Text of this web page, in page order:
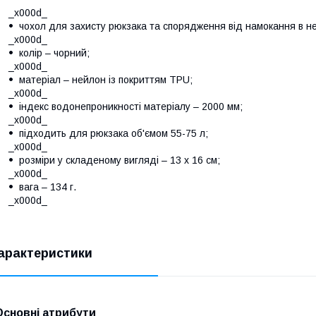
_x000d_
чохол для захисту рюкзака та спорядження від намокання в
_x000d_
колір – чорний;
_x000d_
матеріал – нейлон із покриттям TPU;
_x000d_
індекс водонепроникності матеріалу – 2000 мм;
_x000d_
підходить для рюкзака об'ємом 55-75 л;
_x000d_
розміри у складеному вигляді – 13 х 16 см;
_x000d_
вага – 134 г.
_x000d_
атрибути